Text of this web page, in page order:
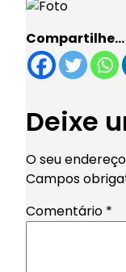
Compartilhe…
Deixe
O seu
Campos
Comentário *